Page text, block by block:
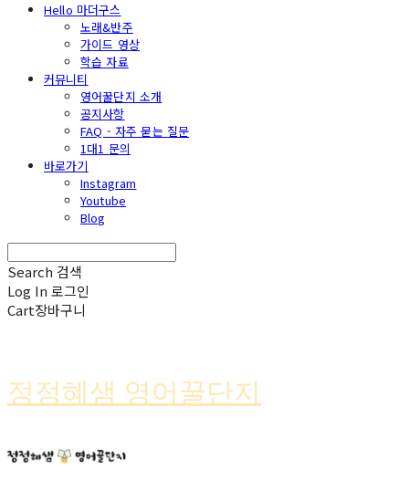
Hello 마더구스
노래&반주
가이드 영상
학습 자료
커뮤니티
영어꿀단지 소개
공지사항
FAQ - 자주 묻는 질문
1대1 문의
바로가기
Instagram
Youtube
Blog
Search 검색
Log In 로그인
Cart장바구니
정정혜샘 영어꿀단지